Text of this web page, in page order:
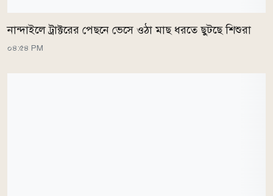
নান্দাইলে ট্রাক্টরের পেছনে ভেসে ওঠা মাছ ধরতে ছুটছে শিশুরা
০৪:৫৪ PM